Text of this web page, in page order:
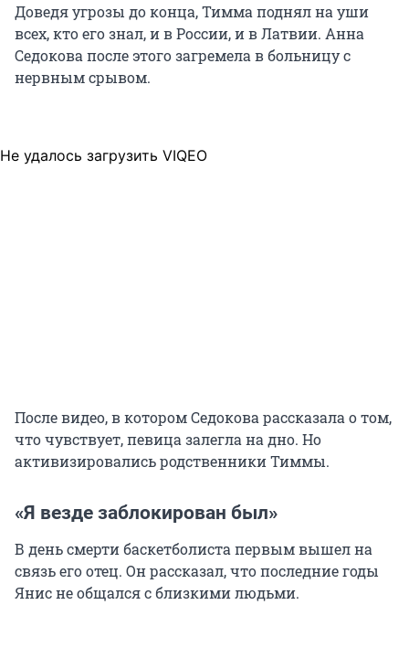
Доведя угрозы до конца, Тимма поднял на уши
всех, кто его знал, и в России, и в Латвии. Анна
Седокова после этого загремела в больницу с
нервным срывом.
Не удалось загрузить VIQEO
После видео, в котором Седокова рассказала о том,
что чувствует, певица залегла на дно. Но
активизировались родственники Тиммы.
«Я везде заблокирован был»
В день смерти баскетболиста первым вышел на
связь его отец. Он рассказал, что последние годы
Янис не общался с близкими людьми.